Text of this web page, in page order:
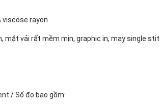
viscose rayon
mặt vải rất mềm mịn, graphic in, may single
/ Số đo bao gồm: